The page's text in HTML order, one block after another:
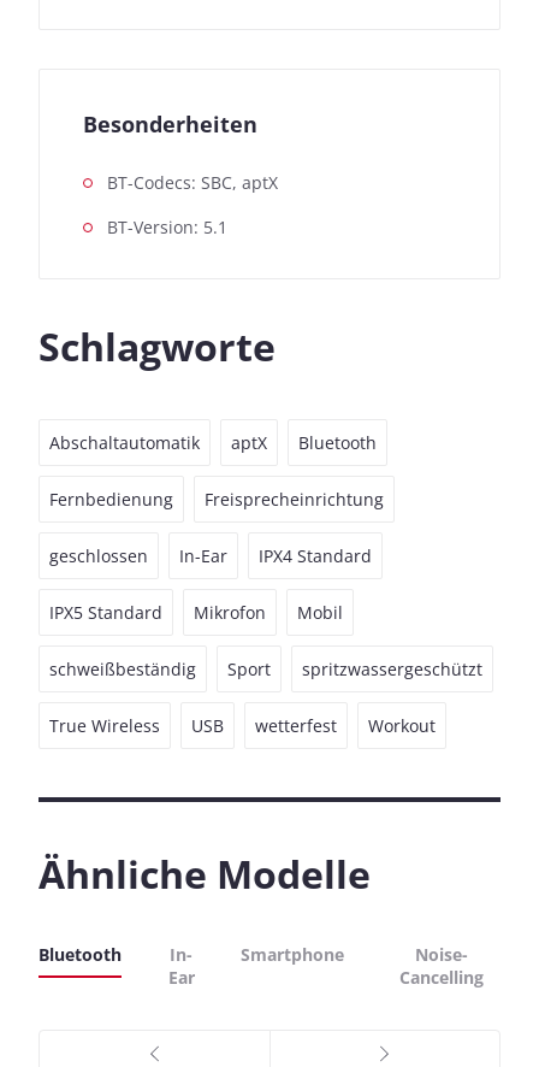
Besonderheiten
BT-Codecs: SBC, aptX
BT-Version: 5.1
Schlagworte
Abschaltautomatik aptX Bluetooth
Fernbedienung Freisprecheinrichtung
geschlossen In-Ear IPX4 Standard
IPX5 Standard Mikrofon Mobil
schweißbeständig Sport spritzwassergeschützt
True Wireless USB wetterfest Workout
Ähnliche Modelle
Bluetooth
In-
Ear
Smartphone
Noise-
Cancelling